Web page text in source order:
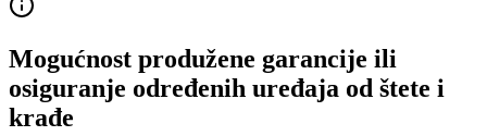
Mogućnost produžene garancije ili
osiguranje određenih uređaja od štete i
krađe